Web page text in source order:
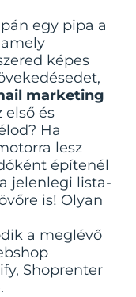
egy pipa a
képes
marketing
első és
Ha
lesz
építenél
jelenlegi lista-
is! Olyan
a meglévő
Shoprenter